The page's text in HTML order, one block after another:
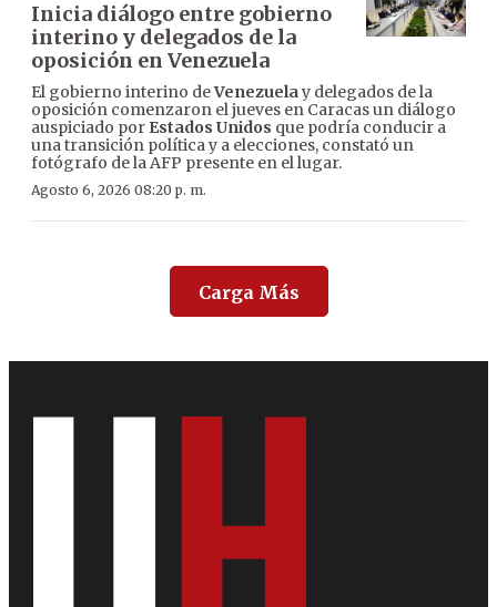
Inicia diálogo entre gobierno
interino y delegados de la
oposición en Venezuela
El gobierno interino deVenezuelay delegados de la
oposición comenzaron el jueves en Caracas un diálogo
auspiciado por Estados Unidos que podría conducir a
una transición política y a elecciones, constató un
fotógrafo de la AFP presente en el lugar.
Agosto 6, 2026 08:20 p. m.
Carga Más